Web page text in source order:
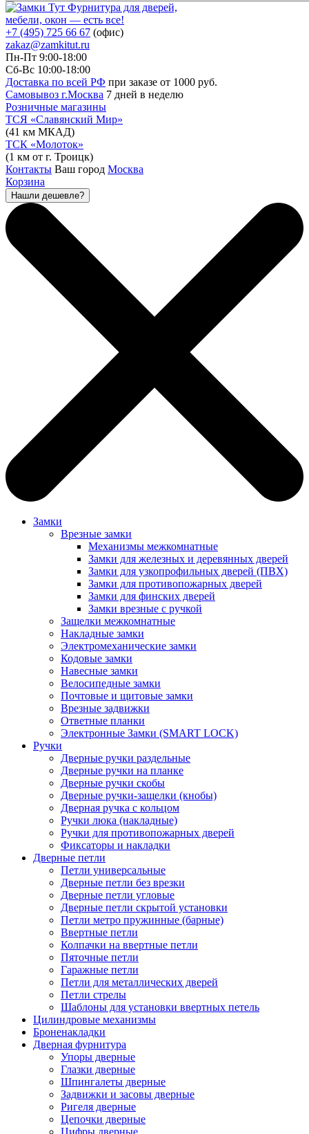
Фурнитура для дверей,
мебели, окон — есть все!
+7 (495) 725 66 67 (офис)
zakaz@zamkitut.ru
Пн-Пт 9:00-18:00
Сб-Вс 10:00-18:00
Доставка по всей РФ при заказе от 1000 руб.
Самовывоз г.Москва 7 дней в неделю
Розничные магазины
ТСЯ «Славянский Мир»
(41 км МКАД)
ТСК «Молоток»
(1 км от г. Троицк)
Контакты Ваш город Москва
Корзина
Нашли дешевле?
Замки
Врезные замки
Механизмы межкомнатные
Замки для железных и деревянных дверей
Замки для узкопрофильных дверей (ПВХ)
Замки для противопожарных дверей
Замки для финских дверей
Замки врезные с ручкой
Защелки межкомнатные
Накладные замки
Электромеханические замки
Кодовые замки
Навесные замки
Велосипедные замки
Почтовые и щитовые замки
Врезные задвижки
Ответные планки
Электронные Замки (SMART LOCK)
Ручки
Дверные ручки раздельные
Дверные ручки на планке
Дверные ручки скобы
Дверные ручки-защелки (кнобы)
Дверная ручка с кольцом
Ручки люка (накладные)
Ручки для противопожарных дверей
Фиксаторы и накладки
Дверные петли
Петли универсальные
Дверные петли без врезки
Дверные петли угловые
Дверные петли скрытой установки
Петли метро пружинные (барные)
Ввертные петли
Колпачки на ввертные петли
Пяточные петли
Гаражные петли
Петли для металлических дверей
Петли стрелы
Шаблоны для установки ввертных петель
Цилиндровые механизмы
Броненакладки
Дверная фурнитура
Упоры дверные
Глазки дверные
Шпингалеты дверные
Задвижки и засовы дверные
Ригеля дверные
Цепочки дверные
Цифры дверные